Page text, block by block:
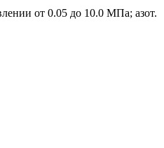
от 0.05 до 10.0 МПа; азот.